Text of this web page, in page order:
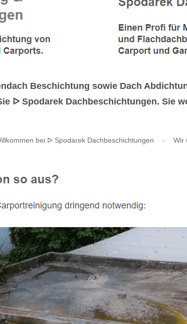
Beschichtung sowie Dach
ᐅ Spodarek Dachbeschichtungen. Sie
bei ᐅ Spodarek Dachbeschichtungen - Wir